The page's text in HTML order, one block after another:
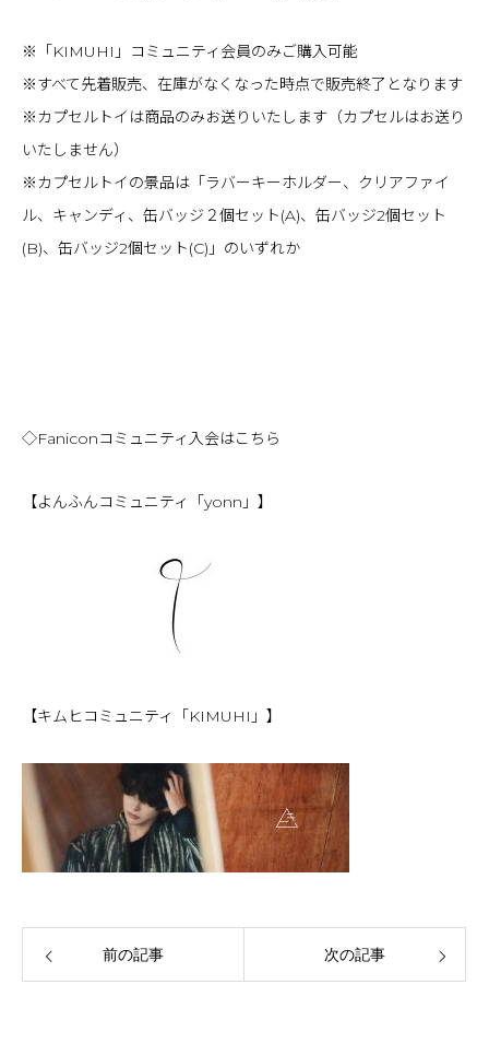
※「KIMUHI」コミュニティ会員のみご購入可能
※すべて先着販売、在庫がなくなった時点で販売終了となります
※カプセルトイは商品のみお送りいたします（カプセルはお送り
いたしません）
※カプセルトイの景品は「ラバーキーホルダー、クリアファイ
ル、キャンディ、缶バッジ２個セット(A)、缶バッジ2個セット
(B)、缶バッジ2個セット(C)」のいずれか
◇Faniconコミュニティ入会はこちら
【よんふんコミュニティ「yonn」】
【キムヒコミュニティ「KIMUHI」】
前の記事 次の記事